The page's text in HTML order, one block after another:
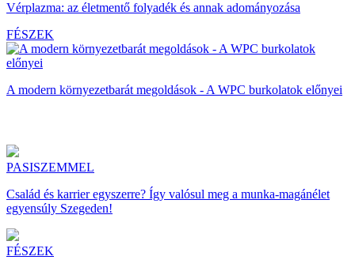
Vérplazma: az életmentő folyadék és annak adományozása
FÉSZEK
A modern környezetbarát megoldások - A WPC burkolatok előnyei
PASISZEMMEL
Család és karrier egyszerre? Így valósul meg a munka-magánélet
egyensúly Szegeden!
FÉSZEK